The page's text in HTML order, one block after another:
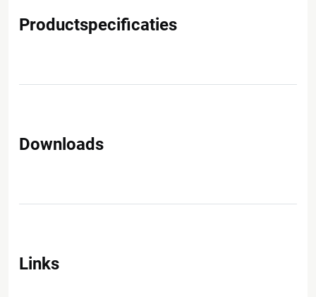
Productspecificaties
Downloads
Links